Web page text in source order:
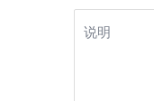
说明